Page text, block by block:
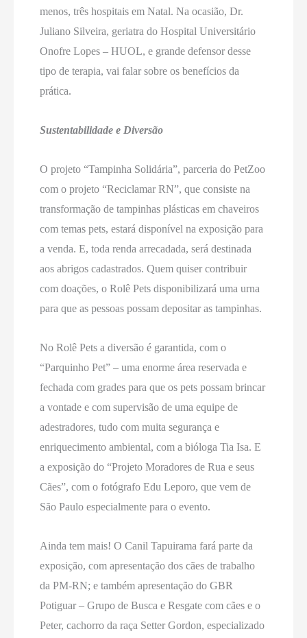
menos, três hospitais em Natal. Na ocasião, Dr.
Juliano Silveira, geriatra do Hospital Universitário
Onofre Lopes – HUOL, e grande defensor desse
tipo de terapia, vai falar sobre os benefícios da
prática.
Sustentabilidade e Diversão
O projeto “Tampinha Solidária”, parceria do PetZoo
com o projeto “Reciclamar RN”, que consiste na
transformação de tampinhas plásticas em chaveiros
com temas pets, estará disponível na exposição para
a venda. E, toda renda arrecadada, será destinada
aos abrigos cadastrados. Quem quiser contribuir
com doações, o Rolê Pets disponibilizará uma urna
para que as pessoas possam depositar as tampinhas.
No Rolê Pets a diversão é garantida, com o
“Parquinho Pet” – uma enorme área reservada e
fechada com grades para que os pets possam brincar
a vontade e com supervisão de uma equipe de
adestradores, tudo com muita segurança e
enriquecimento ambiental, com a bióloga Tia Isa. E
a exposição do “Projeto Moradores de Rua e seus
Cães”, com o fotógrafo Edu Leporo, que vem de
São Paulo especialmente para o evento.
Ainda tem mais! O Canil Tapuirama fará parte da
exposição, com apresentação dos cães de trabalho
da PM-RN; e também apresentação do GBR
Potiguar – Grupo de Busca e Resgate com cães e o
Peter, cachorro da raça Setter Gordon, especializado